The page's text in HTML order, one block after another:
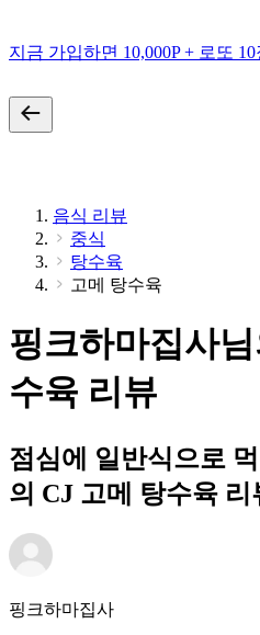
지금 가입하면 10,000P + 로또
음식 리뷰
중식
탕수육
고메 탕수육
핑크하마집사
수육 리뷰
점심에 일반식으로
의 CJ 고메 탕수육
핑크하마집사